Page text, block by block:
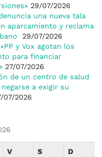
29/07/2026
una nueva tala
aparcamiento y reclama
29/07/2026
y Vox agotan los
para financiar
27/07/2026
de un centro de salud
a exigir su
07/2026
V S D